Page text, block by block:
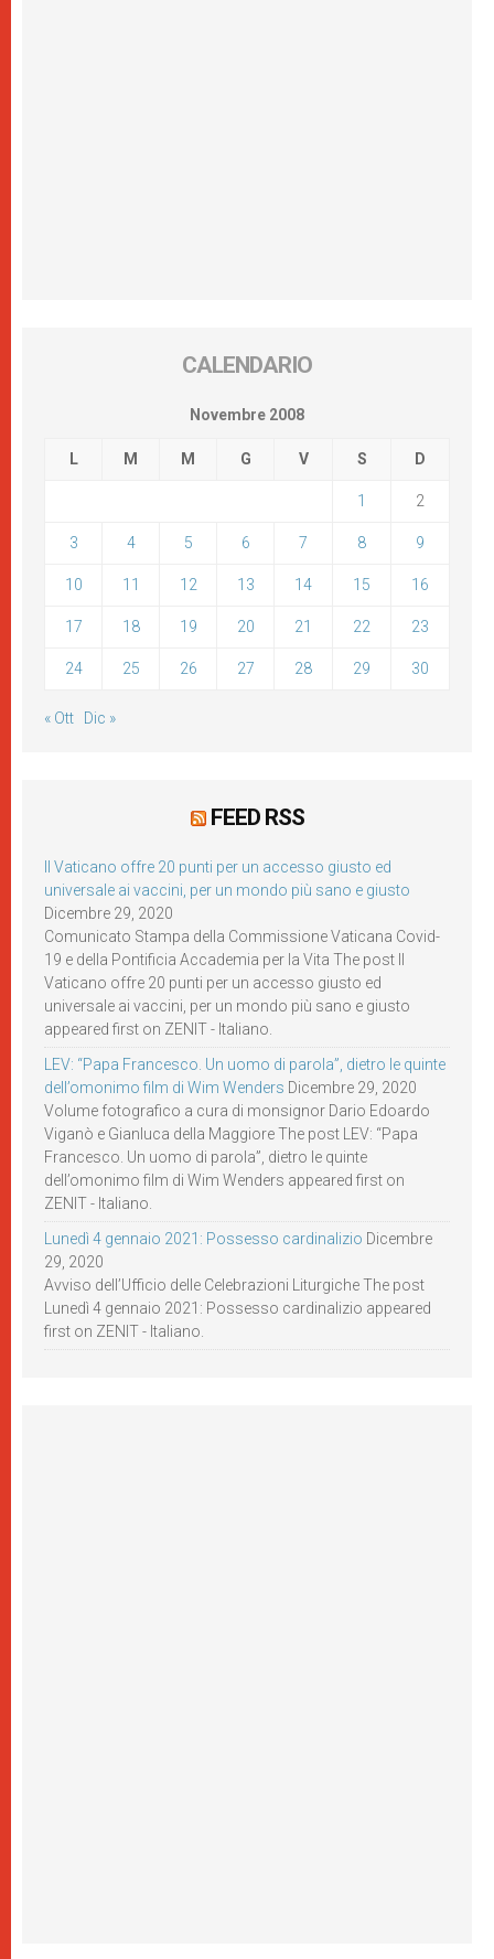
CALENDARIO
Novembre 2008
L M M G V S D
1 2
3 4 5 6 7 8 9
10 11 12 13 14 15 16
17 18 19 20 21 22 23
24 25 26 27 28 29 30
« Ott Dic »
FEED RSS
Il Vaticano offre 20 punti per un accesso giusto ed
universale ai vaccini, per un mondo più sano e giusto
Dicembre 29, 2020
Comunicato Stampa della Commissione Vaticana Covid-
19 e della Pontificia Accademia per la Vita The post Il
Vaticano offre 20 punti per un accesso giusto ed
universale ai vaccini, per un mondo più sano e giusto
appeared first on ZENIT - Italiano.
LEV: “Papa Francesco. Un uomo di parola”, dietro le quinte
dell’omonimo film di Wim Wenders Dicembre 29, 2020
Volume fotografico a cura di monsignor Dario Edoardo
Viganò e Gianluca della Maggiore The post LEV: “Papa
Francesco. Un uomo di parola”, dietro le quinte
dell’omonimo film di Wim Wenders appeared first on
ZENIT - Italiano.
Lunedì 4 gennaio 2021: Possesso cardinalizio Dicembre
29, 2020
Avviso dell’Ufficio delle Celebrazioni Liturgiche The post
Lunedì 4 gennaio 2021: Possesso cardinalizio appeared
first on ZENIT - Italiano.